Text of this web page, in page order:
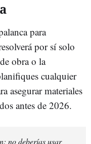
para
por sí solo
obra o la
cualquier
asegurar materiales
antes de 2026.
no deberías usar